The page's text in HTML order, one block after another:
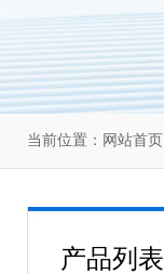
当前位置： 网站首页
产品列表